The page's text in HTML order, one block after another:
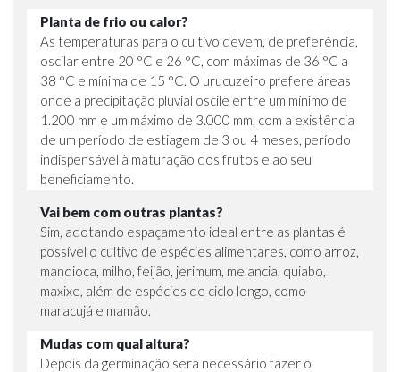
Planta de frio ou calor?
As temperaturas para o cultivo devem, de preferência,
oscilar entre 20 °C e 26 °C, com máximas de 36 °C a
38 °C e mínima de 15 °C. O urucuzeiro prefere áreas
onde a precipitação pluvial oscile entre um mínimo de
1.200 mm e um máximo de 3.000 mm, com a existência
de um período de estiagem de 3 ou 4 meses, período
indispensável à maturação dos frutos e ao seu
beneficiamento.
Vai bem com outras plantas?
Sim, adotando espaçamento ideal entre as plantas é
possível o cultivo de espécies alimentares, como arroz,
mandioca, milho, feijão, jerimum, melancia, quiabo,
maxixe, além de espécies de ciclo longo, como
maracujá e mamão.
Mudas com qual altura?
Depois da germinação será necessário fazer o